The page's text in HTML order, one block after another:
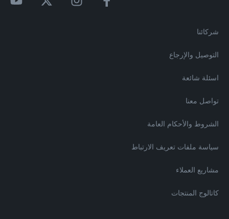
شركائنا
التوصيل والإرجاع
اسئلة شائعة
تواصل معنا
الشروط والأحكام العامة
سياسة ملفات تعريف الارتباط
مشاريع العملاء
كاتالوج المنتجات